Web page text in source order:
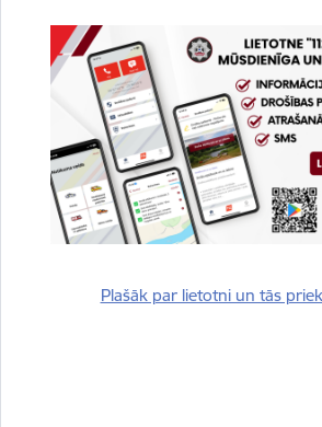
Plašāk par lietotni un tās
Vai šī informācija bija
Sniegt atsauksmi